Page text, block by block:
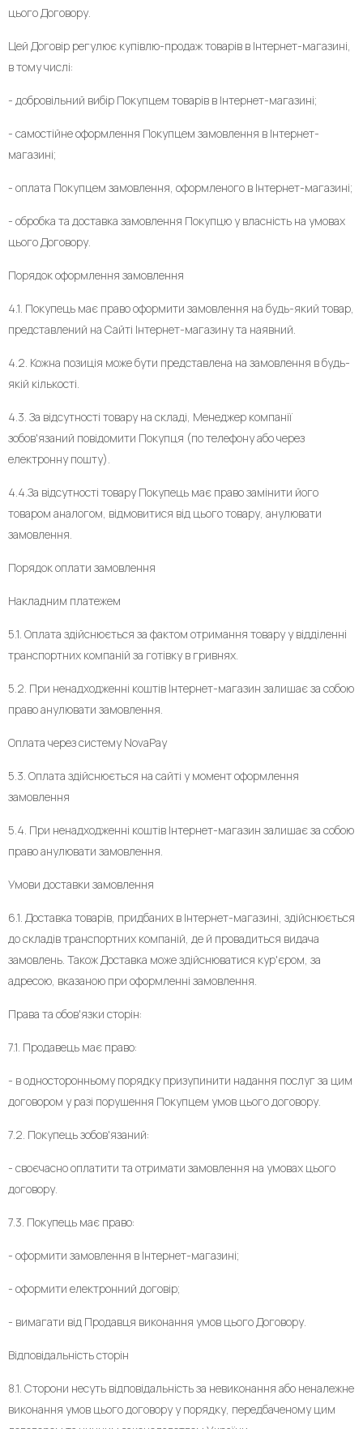
цього Договору.
Цей Договір регулює купівлю-продаж товарів в Інтернет-магазині,
в тому числі:
- добровільний вибір Покупцем товарів в Інтернет-магазині;
- самостійне оформлення Покупцем замовлення в Інтернет-
магазині;
- оплата Покупцем замовлення, оформленого в Інтернет-магазині;
- обробка та доставка замовлення Покупцю у власність на умовах
цього Договору.
Порядок оформлення замовлення
4.1. Покупець має право оформити замовлення на будь-який товар,
представлений на Сайті Інтернет-магазину та наявний.
4.2. Кожна позиція може бути представлена ​​на замовлення в будь-
якій кількості.
4.3. За відсутності товару на складі, Менеджер компанії
зобов'язаний повідомити Покупця (по телефону або через
електронну пошту).
4.4.За відсутності товару Покупець має право замінити його
товаром аналогом, відмовитися від цього товару, анулювати
замовлення.
Порядок оплати замовлення
Накладним платежем
5.1. Оплата здійснюється за фактом отримання товару у відділенні
транспортних компаній за готівку в гривнях.
5.2. При ненадходженні коштів Інтернет-магазин залишає за собою
право анулювати замовлення.
Оплата через систему NovaPay
5.3. Оплата здійснюється на сайті у момент оформлення
замовлення
5.4. При ненадходженні коштів Інтернет-магазин залишає за собою
право анулювати замовлення.
Умови доставки замовлення
6.1. Доставка товарів, придбаних в Інтернет-магазині, здійснюється
до складів транспортних компаній, де й провадиться видача
замовлень. Також Доставка може здійснюватися кур'єром, за
адресою, вказаною при оформленні замовлення.
Права та обов'язки сторін:
7.1. Продавець має право:
- в односторонньому порядку призупинити надання послуг за цим
договором у разі порушення Покупцем умов цього договору.
7.2. Покупець зобов'язаний:
- своєчасно оплатити та отримати замовлення на умовах цього
договору.
7.3. Покупець має право:
- оформити замовлення в Інтернет-магазині;
- оформити електронний договір;
- вимагати від Продавця виконання умов цього Договору.
Відповідальність сторін
8.1. Сторони несуть відповідальність за невиконання або неналежне
виконання умов цього договору у порядку, передбаченому цим